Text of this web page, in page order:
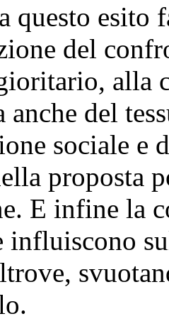
questo
del
alla
del
sociale e
proposta
E infine la
influiscono